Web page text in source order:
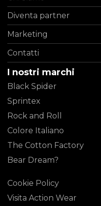
Diventa partner
Marketing
Contatti
I nostri marchi
Black Spider
Sprintex
Rock and Roll
Colore Italiano
The Cotton Factory
Bear Dream?
Cookie Policy
Visita Action Wear